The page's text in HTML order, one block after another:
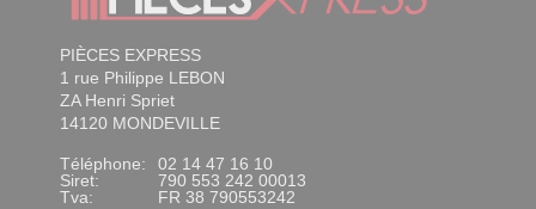
PIÈCES EXPRESS
1 rue Philippe LEBON
ZA Henri Spriet
14120 MONDEVILLE
Téléphone:
02 14 47 16 10
Siret:
790 553 242 00013
Tva:
FR 38 790553242